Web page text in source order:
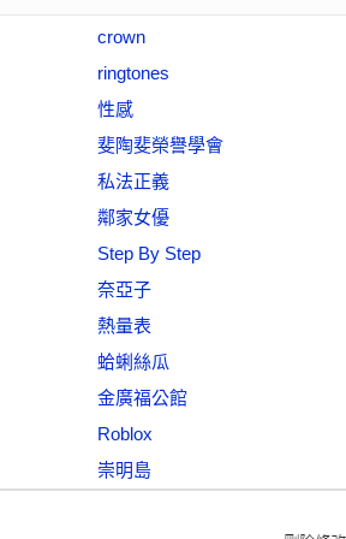
crown
ringtones
性感
斐陶斐榮譽學會
私法正義
鄰家女優
Step By Step
奈亞子
熱量表
蛤蜊絲瓜
金廣福公館
Roblox
崇明島